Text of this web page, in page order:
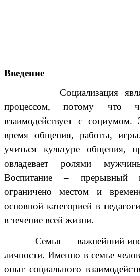
Введение
Социализация
процессом, потому что
взаимодействует с
время общения, работы,
учиться культуре общения,
овладевает ролями
Воспитание – прерывный
ограничено местом и
основной категорией в
в течение всей жизни.
Семья — важнейший
личности. Именно в семье
опыт социального